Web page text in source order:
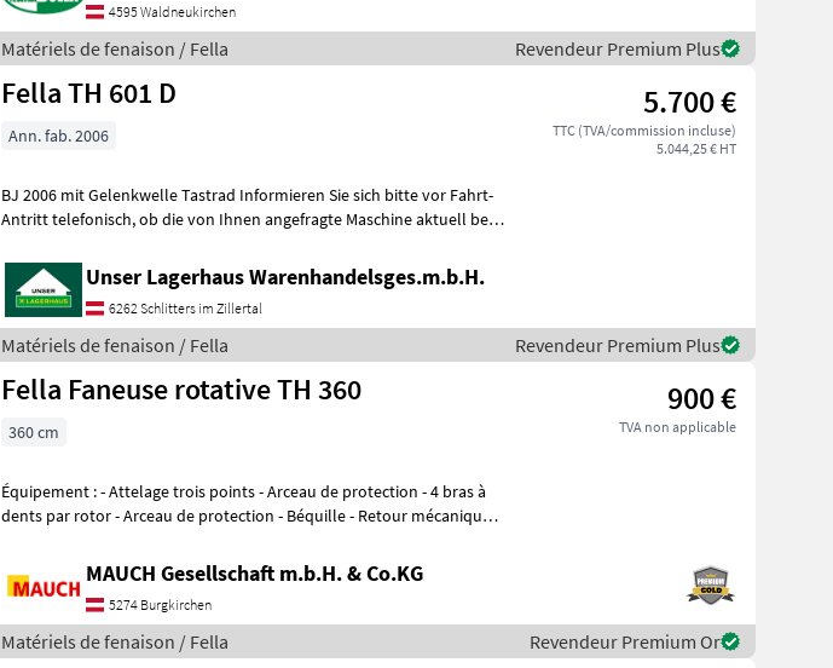
4595 Waldneukirchen
Matériels de fenaison / Fella Revendeur Premium Plus
Fella TH 601 D 5.700 €
TTC (TVA/commission incluse)
5.044,25 € HT
Ann. fab. 2006
BJ 2006 mit Gelenkwelle Tastrad Informieren Sie sich bitte vor Fahrt-
Antritt telefonisch, ob die von Ihnen angefragte Maschine aktuell bei
Unser Lagerhaus Warenhandelsges.m.b.H.
6262 Schlitters im Zillertal
Matériels de fenaison / Fella Revendeur Premium Plus
Fella Faneuse rotative TH 360 900 €
TVA non applicable
360 cm
Équipement : - Attelage trois points - Arceau de protection - 4 bras à
dents par rotor - Arceau de protection - Béquille - Retour mécanique -
MAUCH Gesellschaft m.b.H. & Co.KG
5274 Burgkirchen
Matériels de fenaison / Fella Revendeur Premium Or